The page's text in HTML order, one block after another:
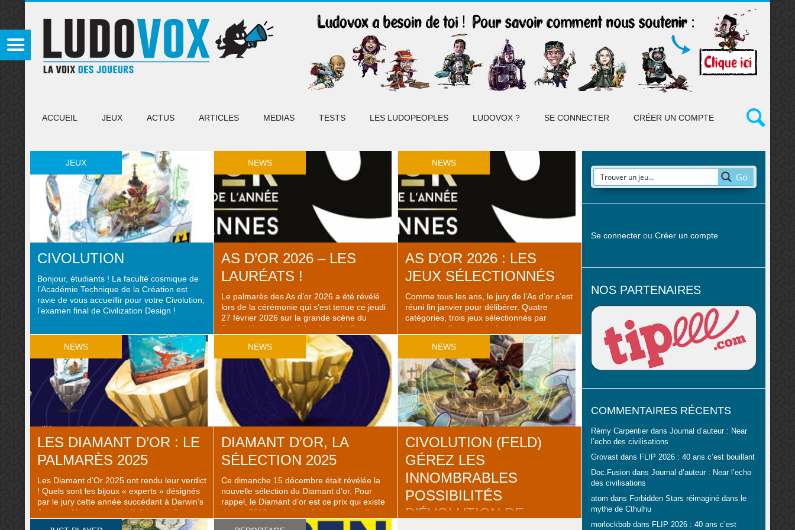
ACCUEIL JEUX ACTUS ARTICLES MEDIAS TESTS LES LUDOPEOPLES LUDOVOX ? SE CONNECTER CRÉER UN COMPTE
JEUX
CIVOLUTION
Bonjour, étudiants ! La faculté cosmique de
l’Académie Technique de la Création est
ravie de vous accueillir pour votre Civolution,
l’examen final de Civilization Design !
NEWS
AS D’OR 2026 – LES
LAURÉATS !
Le palmarès des As d’or 2026 a été révélé
lors de la cérémonie qui s’est tenue ce jeudi
27 février 2026 sur la grande scène du
Festival International des Jeux de Cannes –
oui cette même grande scène où est
décernée la Palme d’Or. La cérémonie des
As d’or a permis de révéler les quatre […]
NEWS
AS D’OR 2026 : LES
JEUX SÉLECTIONNÉS
Comme tous les ans, le jury de l’As d’or s’est
réuni fin janvier pour délibérer. Quatre
catégories, trois jeux sélectionnés par
catégorie. Cette année le règlement a
changé concernant les dates de sélections,
et pour plus de clarté, il a été décidé que
cela concerne les jeux sortis en boutique
durant l’année civile, en l’occurrence […]
NEWS
LES DIAMANT D’OR : LE
PALMARÈS 2025
Les Diamant d’Or 2025 ont rendu leur verdict
! Quels sont les bijoux « experts » désignés
par le jury cette année succédant à Darwin’s
Journey, Nucleum et Voidfall (news) ?
L’annonce est tombée sur leur page
NEWS
DIAMANT D’OR, LA
SÉLECTION 2025
Ce dimanche 15 décembre était révélée la
nouvelle sélection du Diamant d’or. Pour
rappel, le Diamant d’or est ce prix qui existe
depuis 2018 souhaitant faire la part belle aux
jeux dits « experts », essentiellement des
NEWS
CIVOLUTION (FELD)
GÉREZ LES
INNOMBRABLES
POSSIBILITÉS
D’ÉVOLUTION DE
Go
Se connecterou Créer un compte
NOS PARTENAIRES
COMMENTAIRES RÉCENTS
Rémy Carpentierdans Journal d’auteur : Near
l’echo des civilisations
Grovastdans FLIP 2026 : 40 ans c’est bouillant
Doc.Fusiondans Journal d’auteur : Near l’echo
des civilisations
atom dans Forbidden Stars réimaginé dans le
mythe de Cthulhu
morlockbobdans FLIP 2026 : 40 ans c’est